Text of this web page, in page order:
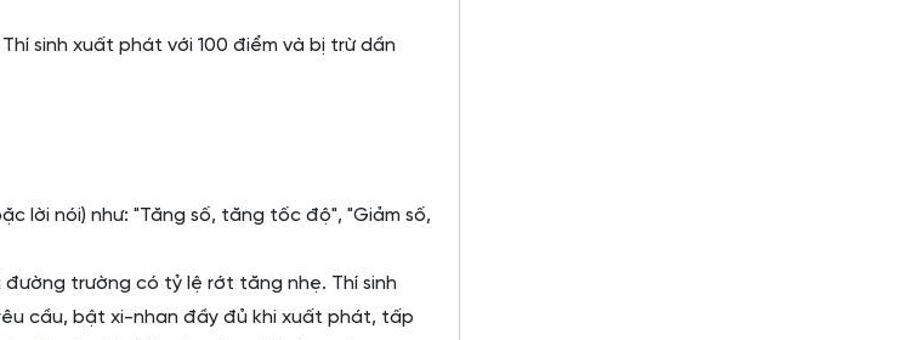
sinh xuất phát với 100 điểm và bị trừ dần
lời nói) như: "Tăng số, tăng tốc độ", "Giảm số,
trường có tỷ lệ rớt tăng nhẹ. Thí sinh
cầu, bật xi-nhan đầy đủ khi xuất phát, tấp